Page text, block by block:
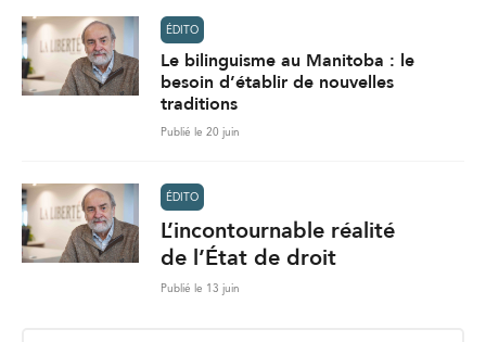
ÉDITO
Le bilinguisme au Manitoba : le
besoin d’établir de nouvelles
traditions
Publié le 20 juin
ÉDITO
L’incontournable réalité
de l’État de droit
Publié le 13 juin